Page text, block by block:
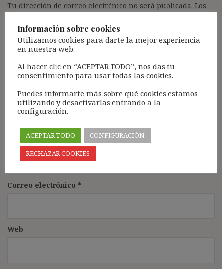
Tu dirección de correo electrónico no será publicada. Los
Comentario*
Nombre*
Correo electrónico *
Web
Información sobre cookies
Utilizamos cookies para darte la mejor experiencia
en nuestra web.
Al hacer clic en “ACEPTAR TODO”, nos das tu
consentimiento para usar todas las cookies.
Puedes informarte más sobre qué cookies estamos
utilizando y desactivarlas entrando a la
configuración.
ACEPTAR TODO
CONFIGURACIÓN
RECHAZAR COOKIES